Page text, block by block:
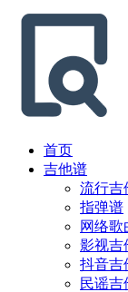
首页
吉他谱
流行吉
指弹谱
网络歌
影视吉
抖音吉
民谣吉